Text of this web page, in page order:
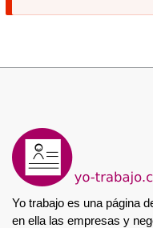
Yo trabajo es una página
en ella las empresas y